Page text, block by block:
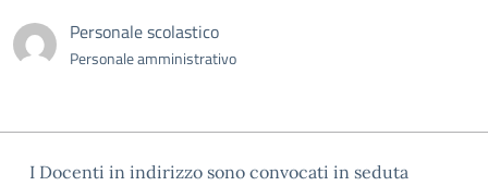
Personale scolastico
Personale amministrativo
I Docenti in indirizzo sono convocati in seduta